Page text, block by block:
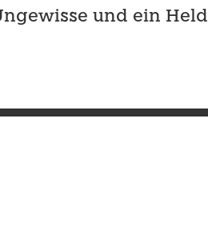
und ein Held